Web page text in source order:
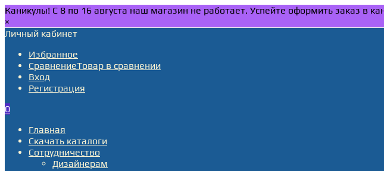
Каникулы! С 8 по 16 августа наш магазин не работает. Успейте оформить заказ в
×
Личный кабинет
Избранное
СравнениеТовар в сравнении
Вход
Регистрация
0
Главная
Скачать каталоги
Сотрудничество
Дизайнерам